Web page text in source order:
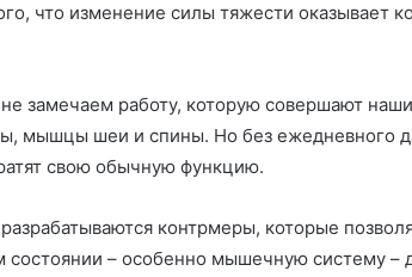
что изменение силы тяжести оказывает
замечаем работу, которую совершают
мышцы шеи и спины. Но без ежедневного
свою обычную функцию.
контрмеры, которые
состоянии – особенно мышечную систему –